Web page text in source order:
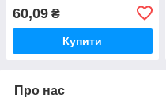
60,09 ₴
Купити
Про нас